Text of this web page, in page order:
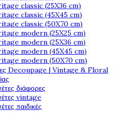
classic (25X36 cm)
classic (45X45 cm)
classic (50X70 cm)
modern (25X25 cm)
modern (25X36 cm)
modern (45X45 cm)
modern (50X70 cm)
Decoupage | Vintage & Floral
διάφορες
vintage
παιδικές